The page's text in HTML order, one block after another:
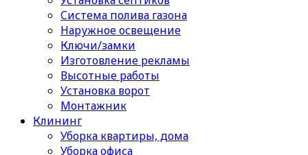
Cистема полива газона
Наружное освещение
Ключи/замки
Изготовление рекламы
Высотные работы
Установка ворот
Монтажник
Клининг
Уборка квартиры, дома
Уборка офиса